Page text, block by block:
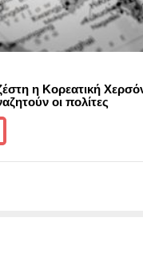
η Κορεατική
οι πολίτες